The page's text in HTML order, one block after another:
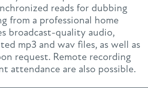
reads for dubbing
from a professional home
broadcast-quality audio,
mp3 and wav files, as well as
request. Remote recording
attendance are also possible.